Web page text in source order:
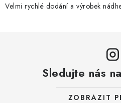
Velmi rychlé dodání a výrobek
Sledujte nás
ZOBRAZIT